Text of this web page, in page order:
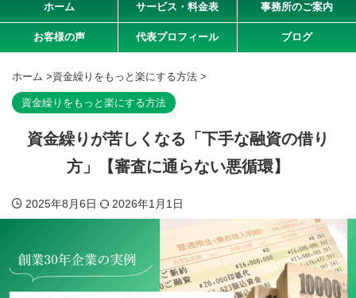
ホーム サービス・料金表 事務所のご案内
お客様の声 代表プロフィール ブログ
ホーム >資金繰りをもっと楽にする方法 >
資金繰りをもっと楽にする方法
資金繰りが苦しくなる「下手な融資の借り
方」【審査に通らない悪循環】
2025年8月6日 2026年1月1日